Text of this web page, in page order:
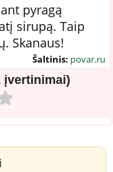
pyragą
sirupą. Taip
Skanaus!
Šaltinis: povar.ru
įvertinimai)